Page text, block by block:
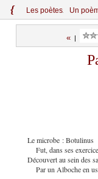
{ Les poètes Un
«
Le microbe : Botulinus
Fut, dans ses
Découvert au sein des
Par un Alboche en